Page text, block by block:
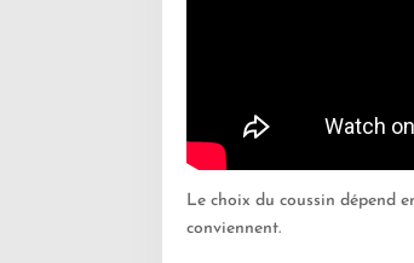
Le choix du coussin dépend
conviennent.